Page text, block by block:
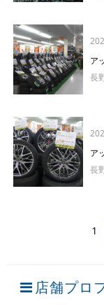
ア
長
ア
長
1
店舗プロ